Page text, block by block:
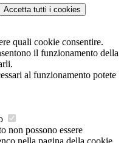
Accetta tutti i cookies
quali cookie consentire.
il funzionamento della
al funzionamento potete
non possono essere